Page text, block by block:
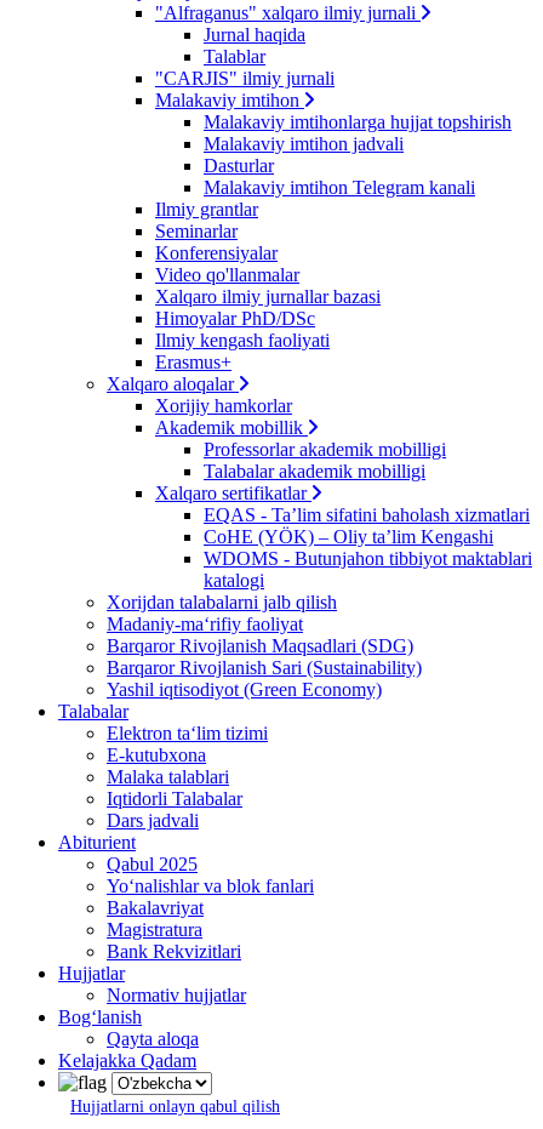
"Alfraganus" xalqaro ilmiy jurnali
Jurnal haqida
Talablar
"CARJIS" ilmiy jurnali
Malakaviy imtihon
Malakaviy imtihonlarga hujjat topshirish
Malakaviy imtihon jadvali
Dasturlar
Malakaviy imtihon Telegram kanali
Ilmiy grantlar
Seminarlar
Konferensiyalar
Video qo'llanmalar
Xalqaro ilmiy jurnallar bazasi
Himoyalar PhD/DSc
Ilmiy kengash faoliyati
Erasmus+
Xalqaro aloqalar
Xorijiy hamkorlar
Akademik mobillik
Professorlar akademik mobilligi
Talabalar akademik mobilligi
Xalqaro sertifikatlar
EQAS - Ta’lim sifatini baholash xizmatlari
CoHE (YÖK) – Oliy ta’lim Kengashi
WDOMS - Butunjahon tibbiyot maktablari
katalogi
Xorijdan talabalarni jalb qilish
Madaniy-ma‘rifiy faoliyat
Barqaror Rivojlanish Maqsadlari (SDG)
Barqaror Rivojlanish Sari (Sustainability)
Yashil iqtisodiyot (Green Economy)
Talabalar
Elektron ta‘lim tizimi
E-kutubxona
Malaka talablari
Iqtidorli Talabalar
Dars jadvali
Abiturient
Qabul 2025
Yo‘nalishlar va blok fanlari
Bakalavriyat
Magistratura
Bank Rekvizitlari
Hujjatlar
Normativ hujjatlar
Bog‘lanish
Qayta aloqa
Kelajakka Qadam
Hujjatlarni onlayn qabul qilish